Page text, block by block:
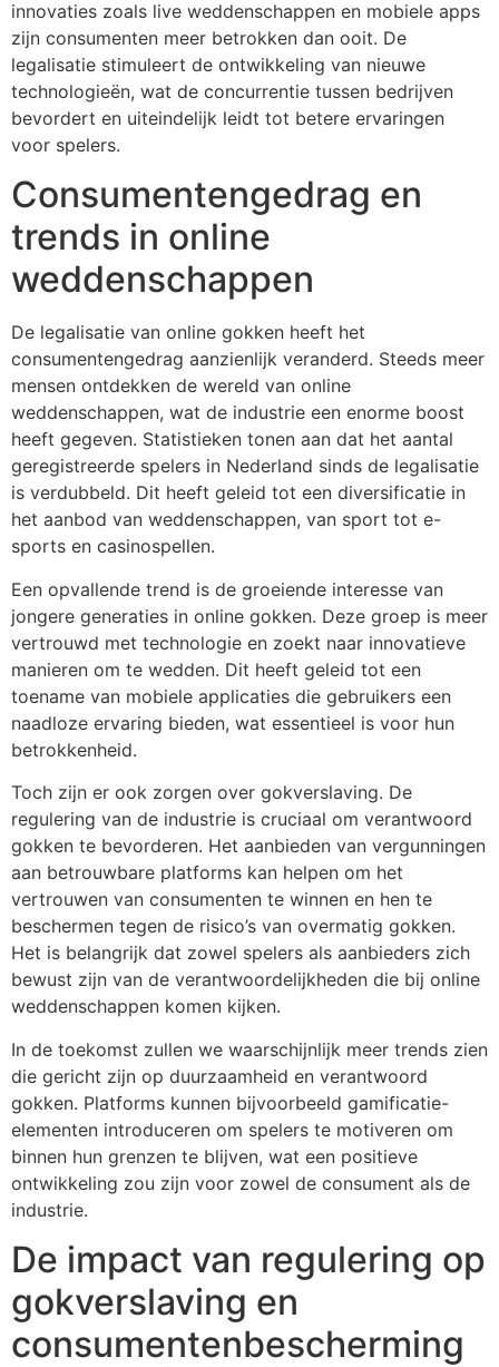
innovaties zoals live weddenschappen en mobiele apps
zijn consumenten meer betrokken dan ooit. De
legalisatie stimuleert de ontwikkeling van nieuwe
technologieën, wat de concurrentie tussen bedrijven
bevordert en uiteindelijk leidt tot betere ervaringen
voor spelers.
Consumentengedrag en
trends in online
weddenschappen
De legalisatie van online gokken heeft het
consumentengedrag aanzienlijk veranderd. Steeds meer
mensen ontdekken de wereld van online
weddenschappen, wat de industrie een enorme boost
heeft gegeven. Statistieken tonen aan dat het aantal
geregistreerde spelers in Nederland sinds de legalisatie
is verdubbeld. Dit heeft geleid tot een diversificatie in
het aanbod van weddenschappen, van sport tot e-
sports en casinospellen.
Een opvallende trend is de groeiende interesse van
jongere generaties in online gokken. Deze groep is meer
vertrouwd met technologie en zoekt naar innovatieve
manieren om te wedden. Dit heeft geleid tot een
toename van mobiele applicaties die gebruikers een
naadloze ervaring bieden, wat essentieel is voor hun
betrokkenheid.
Toch zijn er ook zorgen over gokverslaving. De
regulering van de industrie is cruciaal om verantwoord
gokken te bevorderen. Het aanbieden van vergunningen
aan betrouwbare platforms kan helpen om het
vertrouwen van consumenten te winnen en hen te
beschermen tegen de risico’s van overmatig gokken.
Het is belangrijk dat zowel spelers als aanbieders zich
bewust zijn van de verantwoordelijkheden die bij online
weddenschappen komen kijken.
In de toekomst zullen we waarschijnlijk meer trends zien
die gericht zijn op duurzaamheid en verantwoord
gokken. Platforms kunnen bijvoorbeeld gamificatie-
elementen introduceren om spelers te motiveren om
binnen hun grenzen te blijven, wat een positieve
ontwikkeling zou zijn voor zowel de consument als de
industrie.
De impact van regulering op
gokverslaving en
consumentenbescherming